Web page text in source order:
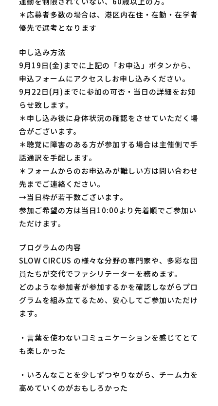
＊応募者多数の場合は、港区内在住・在勤・在学者
優先で選考となります
申し込み方法
9月19日(金)までに上記の「お申込」ボタンから、
申込フォームにアクセスしお申し込みください。
9月22日(月)までに参加の可否・当日の詳細をお知
らせ致します。
＊申し込み後に身体状況の確認をさせていただく場
合がございます。
＊聴覚に障害のある方が参加する場合は主催側で手
話通訳を手配します。
＊フォームからのお申込みが難しい方は問い合わせ
先までご連絡ください。
→当日枠が若干数ございます。
参加ご希望の方は当日10:00より先着順でご参加い
ただけます。
プログラムの内容
SLOW CIRCUS の様々な分野の専門家や、多彩な団
員たちが交代でファシリテーターを務めます。
どのような参加者が参加するかを確認しながらプロ
グラムを組み立てるため、安心してご参加いただけ
ます。
・言葉を使わないコミュニケーションを感じてとて
も楽しかった
・いろんなことを少しずつやりながら、チーム力を
高めていくのがおもしろかった